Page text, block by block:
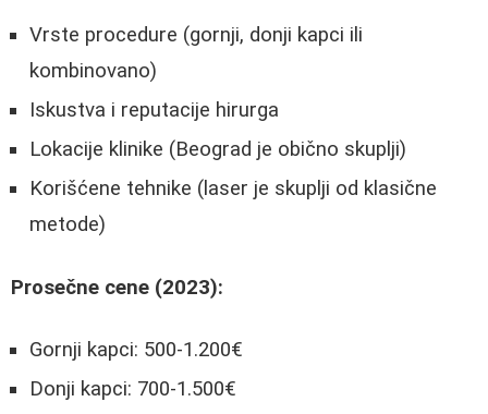
Vrste procedure (gornji, donji kapci ili
kombinovano)
Iskustva i reputacije hirurga
Lokacije klinike (Beograd je obično skuplji)
Korišćene tehnike (laser je skuplji od klasične
metode)
Prosečne cene (2023):
Gornji kapci: 500-1.200€
Donji kapci: 700-1.500€